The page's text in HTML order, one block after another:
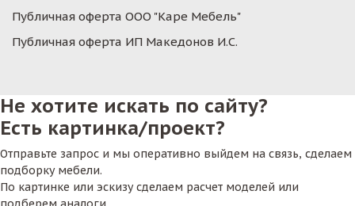
Публичная оферта ООО "Каре Мебель"
Публичная оферта ИП Македонов И.С.
Не хотите искать по сайту?
Есть картинка/проект?
Отправьте запрос и мы оперативно выйдем на связь, сделаем
подборку мебели.
По картинке или эскизу сделаем расчет моделей или